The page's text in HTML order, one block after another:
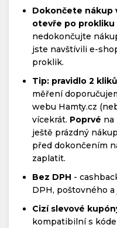
Dokončete nákup
otevře po prokliku
nedokončujte
jste navštívili e-
proklik.
Tip: pravidlo 2 kliků
měření
webu Hamty.cz
vícekrát. Poprvé na
ještě prázdný
před dokončením
zaplatit.
Bez DPH -
DPH, poštovného
Cizí slevové
kompatibilní s